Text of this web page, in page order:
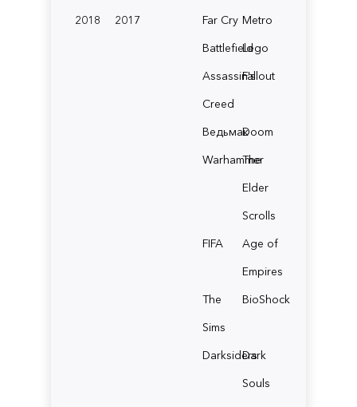
2018
2017
Far Cry Metro
BattlefieldLego
Assassin's
Creed
Fallout
ВедьмакDoom
Warhammer
The
Elder
Scrolls
FIFA
Age of
Empires
The
Sims
BioShock
Darksiders
Dark
Souls